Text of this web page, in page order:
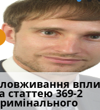
і
способом
речових
статтею 369-2
Чи скасують
бронювання з 1
Що насправді з